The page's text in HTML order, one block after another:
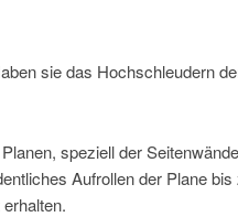
sie das Hochschleudern
speziell der
Aufrollen der Plane